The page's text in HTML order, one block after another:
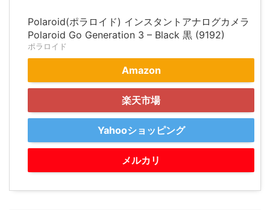
Polaroid(ポラロイド) インスタントアナログカメラ
Polaroid Go Generation 3 – Black 黒 (9192)
ポラロイド
Amazon
楽天市場
Yahooショッピング
メルカリ